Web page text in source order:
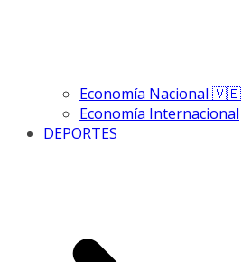
Economía Nacional 🇻🇪
Economía Internacional
DEPORTES